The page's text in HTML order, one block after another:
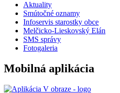
Aktuality
Smútočné oznamy
Infoservis starostky obce
Melčicko-Lieskovský Elán
SMS správy
Fotogaleria
Mobilná aplikácia